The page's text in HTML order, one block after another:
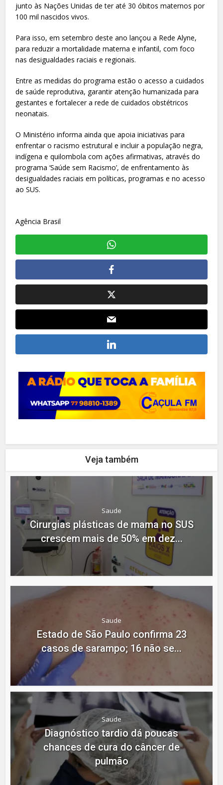
junto às Nações Unidas de ter até 30 óbitos maternos por
100 mil nascidos vivos.
Para isso, em setembro deste ano lançou a Rede Alyne,
para reduzir a mortalidade materna e infantil, com foco
nas desigualdades raciais e regionais.
Entre as medidas do programa estão o acesso a cuidados
de saúde reprodutiva, garantir atenção humanizada para
gestantes e fortalecer a rede de cuidados obstétricos
neonatais.
O Ministério informa ainda que apoia iniciativas para
enfrentar o racismo estrutural e incluir a população negra,
indígena e quilombola com ações afirmativas, através do
programa ‘Saúde sem Racismo’, de enfrentamento às
desigualdades raciais em políticas, programas e no acesso
ao SUS.
Agência Brasil
Veja também
Saude
Cirurgias plásticas de mama no SUS
crescem mais de 50% em dez...
Saude
Estado de São Paulo confirma 23
casos de sarampo; 16 não se...
Saude
Diagnóstico tardio dá poucas
chances de cura do câncer de
pulmão